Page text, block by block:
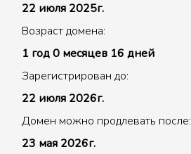
22 июля 2025г.
Возраст домена:
1 год 0 месяцев 16 дней
Зарегистрирован до:
22 июля 2026г.
Домен можно продлевать после:
23 мая 2026г.